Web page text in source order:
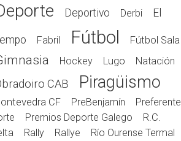
Deportivo Derbi El
Fabril Fútbol Fútbol Sala
Hockey Lugo Natación
CAB Piragüismo
CF PreBenjamín
Preferente
Premios Deporte Galego
R.C.
Rally Rallye
Río Ourense Termal